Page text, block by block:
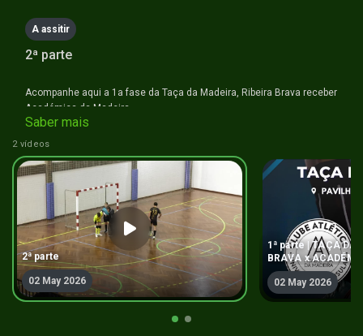
A assitir
2ª parte
Acompanhe aqui a 1a fase da Taça da Madeira, Ribeira Brava receber
Académica da Madeira.
#futsal #naminhaterratv
Saber mais
2 vídeos
2ª parte
02 May 2026
1ª parte | TAÇA DA
BRAVA x
02 May 2026
bro deram ddos
2026-05-02 20:35:10
User
2026-05-02 20:35:16
User
2026-05-02 20:35:20
User
Gonçalo és o maior!
2026-05-02 20:35:41
User
https://www.viprow.co/portugal-primera-
liga/fc-porto-vs-alverca-online-stream-2